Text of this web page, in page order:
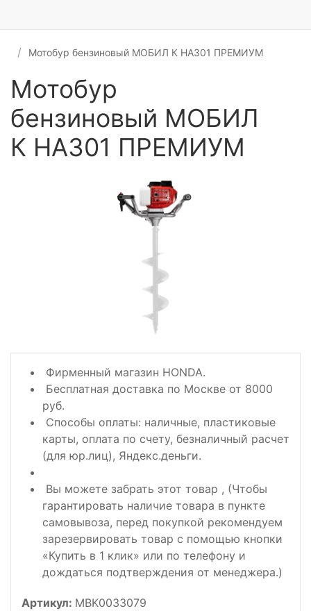
Мотобур бензиновый МОБИЛ К HA301 ПРЕМИУМ
Мотобур
бензиновый МОБИЛ
К HA301 ПРЕМИУМ
Фирменный магазин HONDA.
Бесплатная доставка по Москве от 8000
руб.
Способы оплаты: наличные, пластиковые
карты, оплата по счету, безналичный расчет
(для юр.лиц), Яндекс.деньги.
Вы можете забрать этот товар , (Чтобы
гарантировать наличие товара в пункте
самовывоза, перед покупкой рекомендуем
зарезервировать товар с помощью кнопки
«Купить в 1 клик» или по телефону и
дождаться подтверждения от менеджера.)
Артикул: MBK0033079